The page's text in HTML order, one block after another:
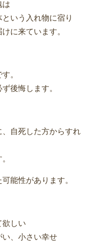
は
いう入れ物に宿り
に来ています。
。
後悔します。
自死した方からすれ
能性があります。
欲しい
、小さい幸せ